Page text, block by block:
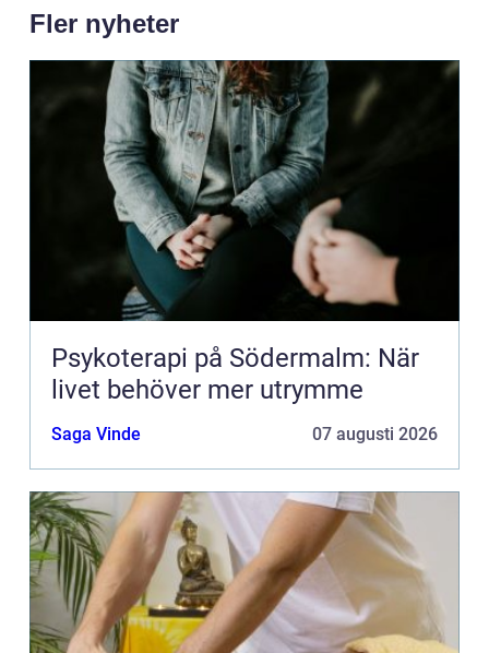
Fler nyheter
Psykoterapi på Södermalm: När
livet behöver mer utrymme
Saga Vinde 07 augusti 2026